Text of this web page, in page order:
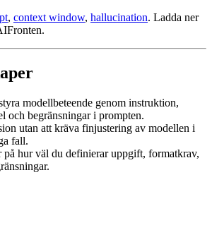
, context window, hallucination. Ladda ner
modellbeteende genom instruktion,
och begränsningar i prompten.
utan att kräva finjustering av modellen i
fall.
på hur väl du definierar uppgift, formatkrav,